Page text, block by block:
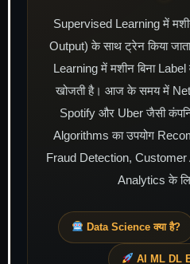
Supervised Learning में
Output) के साथ ट्रेन किया
Learning में मशीन बिना
खोजती है। आज के समय में
Spotify और Uber जैसी
Algorithms का उपयोग
Fraud Detection,
Analytics के
Data Science क्या है?
AI ML DL